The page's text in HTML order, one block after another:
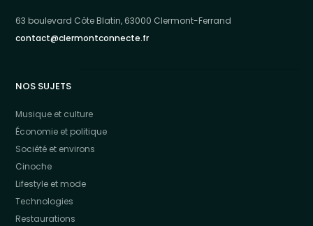
63 boulevard Côte Blatin, 63000 Clermont-Ferrand
contact@clermontconnecte.fr
NOS SUJETS
Musique et culture
Économie et politique
Société et environs
Cinoche
Lifestyle et mode
Technologies
Restaurations